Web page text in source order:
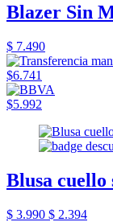
Blazer Sin
$ 7.490
$6.741
$5.992
Blusa cuello
$ 3.990 $ 2.394